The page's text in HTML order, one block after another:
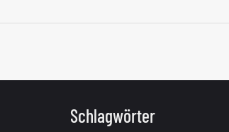
Schlagwörter